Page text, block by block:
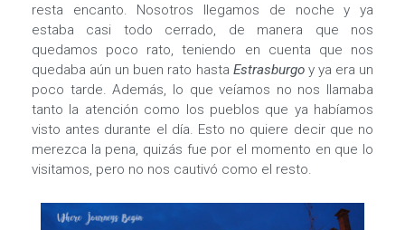
resta encanto. Nosotros llegamos de noche y ya
estaba casi todo cerrado, de manera que nos
quedamos poco rato, teniendo en cuenta que nos
quedaba aún un buen rato hasta Estrasburgoy ya era un
poco tarde. Además, lo que veíamos no nos llamaba
tanto la atención como los pueblos que ya habíamos
visto antes durante el día. Esto no quiere decir que no
merezca la pena, quizás fue por el momento en que lo
visitamos, pero no nos cautivó como el resto.